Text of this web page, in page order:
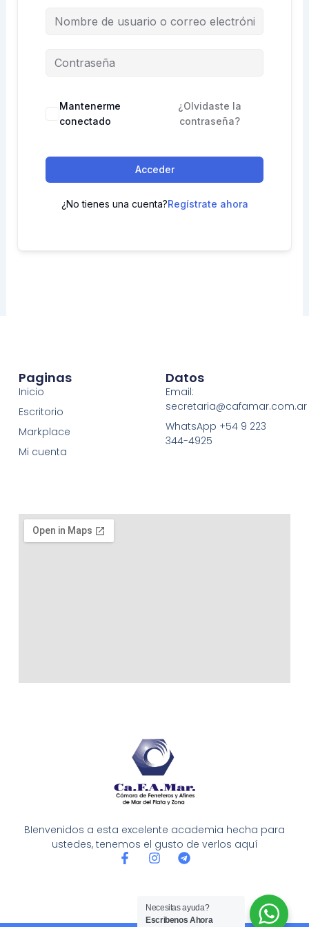
Mantenerme
conectado
¿Olvidaste la
contraseña?
Acceder
¿No tienes una cuenta?Regístrate ahora
BIenvenidos a esta excelente academia hecha para
ustedes, tenemos el gusto de verlos aquí
F
I
a
g
T
g
r
Paginas
Inicio
Escritorio
Markplace
Mi cuenta
Datos
Email:
secretaria@cafamar.com.ar
WhatsApp +54 9 223
344-4925
Necesitas ayuda?
Escribenos Ahora